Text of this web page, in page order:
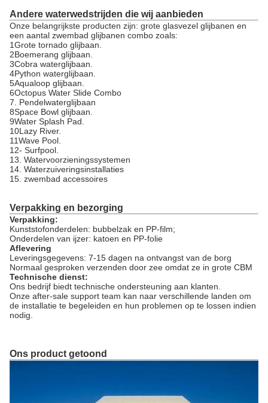
Andere waterwedstrijden die wij aanbieden
Onze belangrijkste producten zijn: grote glasvezel glijbanen en
een aantal zwembad glijbanen combo zoals:
1Grote tornado glijbaan.
2Boemerang glijbaan.
3Cobra waterglijbaan.
4Python waterglijbaan.
5Aqualoop glijbaan.
6Octopus Water Slide Combo
7. Pendelwaterglijbaan
8Space Bowl glijbaan.
9Water Splash Pad.
10Lazy River.
11Wave Pool.
12- Surfpool.
13. Watervoorzieningssystemen
14. Waterzuiveringsinstallaties
15. zwembad accessoires
Verpakking en bezorging
Verpakking:
Kunststofonderdelen: bubbelzak en PP-film;
Onderdelen van ijzer: katoen en PP-folie
Aflevering
Leveringsgegevens: 7-15 dagen na ontvangst van de borg
Normaal gesproken verzenden door zee omdat ze in grote CBM
Technische dienst:
Ons bedrijf biedt technische ondersteuning aan klanten.
Onze after-sale support team kan naar verschillende landen om
de installatie te begeleiden en hun problemen op te lossen indien
nodig.
Ons product getoond